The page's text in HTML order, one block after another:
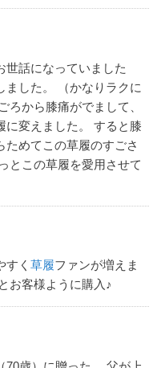
世話になっていました
した。
（かなりラクに
ろから膝痛がでまして、
変えました。
すると膝
めてこの草履のすごさ
とこの草履を愛用させて
すく 草履ファンが増えま
お客様ように購入♪